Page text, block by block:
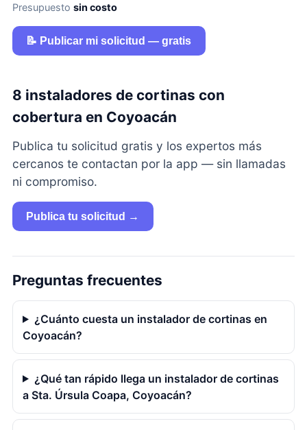
Presupuesto sin costo
📝 Publicar mi solicitud — gratis
8 instaladores de cortinas con
cobertura en Coyoacán
Publica tu solicitud gratis y los expertos más
cercanos te contactan por la app — sin llamadas
ni compromiso.
Publica tu solicitud →
Preguntas frecuentes
¿Cuánto cuesta un instalador de cortinas en
Coyoacán?
¿Qué tan rápido llega un instalador de cortinas
a Sta. Úrsula Coapa, Coyoacán?